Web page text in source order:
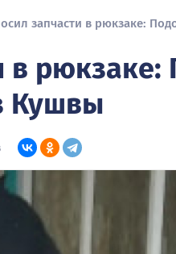
запчасти в рюкзаке:
в
Кушвы